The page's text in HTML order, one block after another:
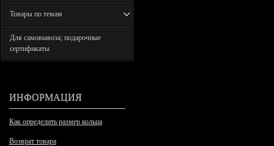
Товары по темам
Для самовывоза; подарочные
сертификаты
ИНФОРМАЦИЯ
Как определить размер кольца
Возврат товара